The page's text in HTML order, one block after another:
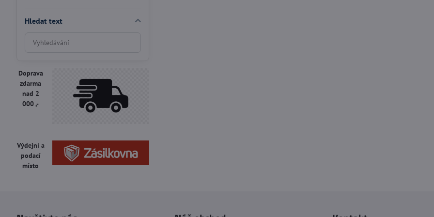
Hledat text
Prohledat
výsledky
fulltextem
Doprava
zdarma
nad 2
000 ,-
Výdejní a
podací
místo